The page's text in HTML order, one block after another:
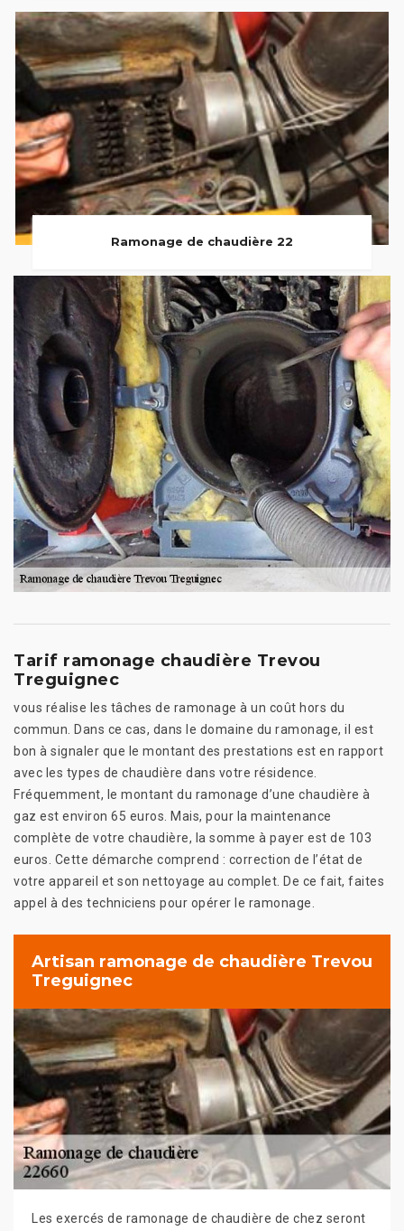
Ramonage de chaudière 22
Tarif ramonage chaudière Trevou
Treguignec
vous réalise les tâches de ramonage à un coût hors du
commun. Dans ce cas, dans le domaine du ramonage, il est
bon à signaler que le montant des prestations est en rapport
avec les types de chaudière dans votre résidence.
Fréquemment, le montant du ramonage d’une chaudière à
gaz est environ 65 euros. Mais, pour la maintenance
complète de votre chaudière, la somme à payer est de 103
euros. Cette démarche comprend : correction de l’état de
votre appareil et son nettoyage au complet. De ce fait, faites
appel à des techniciens pour opérer le ramonage.
Artisan ramonage de chaudière Trevou
Treguignec
Les exercés de ramonage de chaudière de chez seront